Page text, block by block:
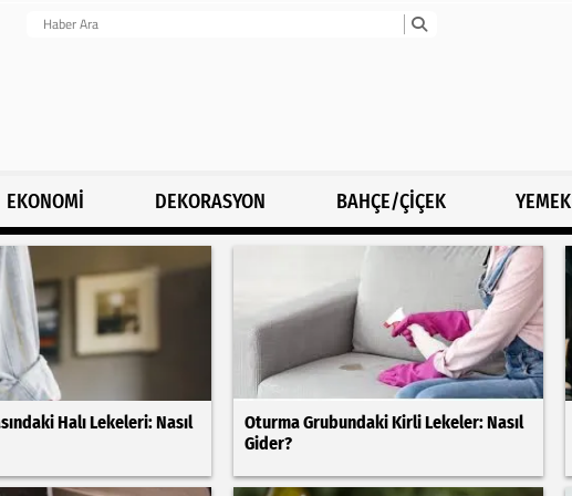
EKONOMİ DEKORASYON BAHÇE/ÇİÇEK YEMEK
Halı Lekeleri: Nasıl
Oturma Grubundaki Kirli Lekeler: Nasıl
Gider?